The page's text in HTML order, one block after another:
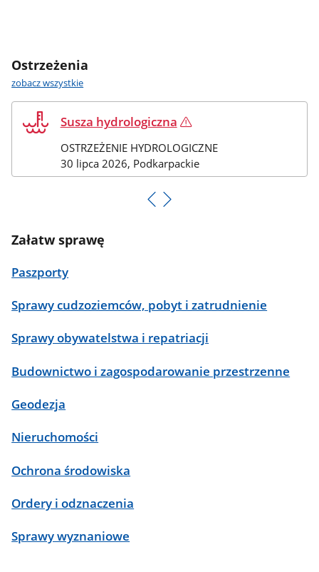
Ostrzeżenia
zobacz wszystkieostrzeżenia
Uwaga!
Susza hydrologiczna
OSTRZEŻENIE HYDROLOGICZNE
Stan
z
30 lipca 2026, Podkarpackie
Załatw sprawę
Paszporty
Sprawy cudzoziemców, pobyt i zatrudnienie
Sprawy obywatelstwa i repatriacji
Budownictwo i zagospodarowanie przestrzenne
Geodezja
Nieruchomości
Ochrona środowiska
Ordery i odznaczenia
Sprawy wyznaniowe